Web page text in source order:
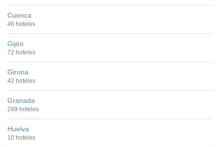
Cuenca
46 hoteles
Gijón
72 hoteles
Girona
42 hoteles
Granada
299 hoteles
Huelva
10 hoteles